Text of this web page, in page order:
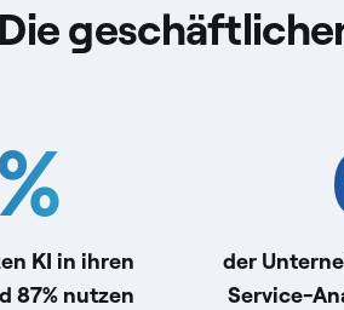
Die
KI in ihren
87% nutzen
der
Service-